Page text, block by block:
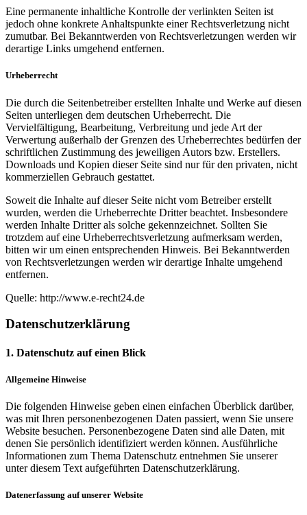
Eine permanente inhaltliche Kontrolle der verlinkten Seiten ist
jedoch ohne konkrete Anhaltspunkte einer Rechtsverletzung nicht
zumutbar. Bei Bekanntwerden von Rechtsverletzungen werden wir
derartige Links umgehend entfernen.
Urheberrecht
Die durch die Seitenbetreiber erstellten Inhalte und Werke auf diesen
Seiten unterliegen dem deutschen Urheberrecht. Die
Vervielfältigung, Bearbeitung, Verbreitung und jede Art der
Verwertung außerhalb der Grenzen des Urheberrechtes bedürfen der
schriftlichen Zustimmung des jeweiligen Autors bzw. Erstellers.
Downloads und Kopien dieser Seite sind nur für den privaten, nicht
kommerziellen Gebrauch gestattet.
Soweit die Inhalte auf dieser Seite nicht vom Betreiber erstellt
wurden, werden die Urheberrechte Dritter beachtet. Insbesondere
werden Inhalte Dritter als solche gekennzeichnet. Sollten Sie
trotzdem auf eine Urheberrechtsverletzung aufmerksam werden,
bitten wir um einen entsprechenden Hinweis. Bei Bekanntwerden
von Rechtsverletzungen werden wir derartige Inhalte umgehend
entfernen.
Quelle: http://www.e-recht24.de
Datenschutzerklärung
1. Datenschutz auf einen Blick
Allgemeine Hinweise
Die folgenden Hinweise geben einen einfachen Überblick darüber,
was mit Ihren personenbezogenen Daten passiert, wenn Sie unsere
Website besuchen. Personenbezogene Daten sind alle Daten, mit
denen Sie persönlich identifiziert werden können. Ausführliche
Informationen zum Thema Datenschutz entnehmen Sie unserer
unter diesem Text aufgeführten Datenschutzerklärung.
Datenerfassung auf unserer Website